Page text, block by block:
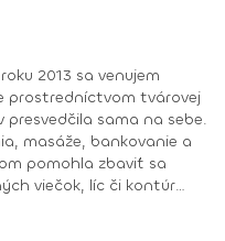
2013 sa venujem
prostredníctvom tvárovej
sama na sebe.
masáže, bankovanie a
pomohla zbaviť sa
viečok, líc či kontúr
do ochrnutej časti
značkou Face Yoga